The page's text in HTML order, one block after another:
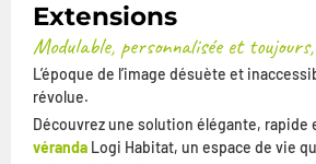
Extensions
Modulable, personnalisée et
L’époque de l’image désuète et
révolue.
Découvrez une solution élégante, rapide
véranda Logi Habitat, un espace de vie